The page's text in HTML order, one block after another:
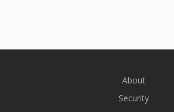
About
Security